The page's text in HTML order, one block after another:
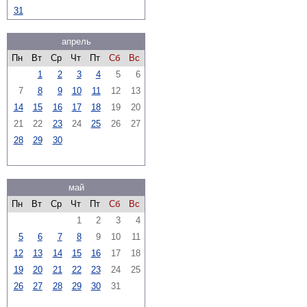
31
апрель
Пн
Вт Ср Чт Пт Сб
Вс
1
2 3 4 5
6
7
8 9 10 11 12
13
14
15 16 17 18 19
20
21
22 23 24 25 26
27
28
29 30
май
Пн
Вт Ср Чт Пт Сб
Вс
1
2 3
4
5
6 7 8 9 10
11
12
13 14 15 16 17
18
19
20 21 22 23 24
25
26
27 28 29 30 31